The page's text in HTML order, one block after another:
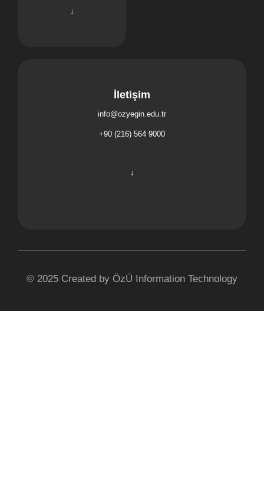
↓
İletişim
info@ozyegin.edu.tr
+90 (216) 564 9000
↓
Özyeğin Üniversitesi
© 2025 Created by ÖzÜ Information Technology